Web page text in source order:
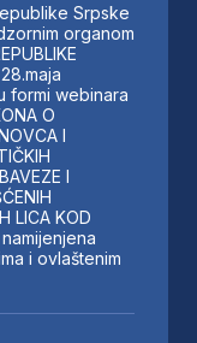
Srpske
organom
formi webinara
O
I
I
LICA KOD
i ovlaštenim